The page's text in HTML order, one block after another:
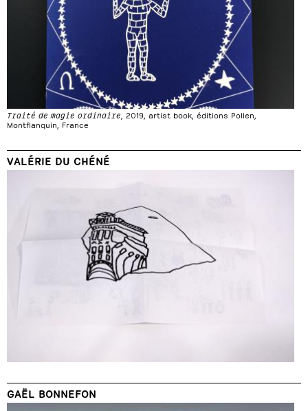
Traité de magie ordinaire, 2019, artist book, éditions Pollen,
Montflanquin, France
VALÉRIE DU CHÉNÉ
GAËL BONNEFON